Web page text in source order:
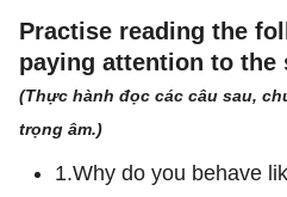
Practise reading the
paying attention to the
(Thực hành đọc các câu sau,
trọng âm.)
1.Why do you behave